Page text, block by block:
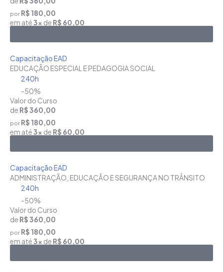
por R$ 180,00
em até3x de R$ 60,00
Capacitação EAD
EDUCAÇÃO ESPECIAL E PEDAGOGIA SOCIAL
240h
-50%
Valor do Curso
de R$ 360,00
por R$ 180,00
em até3x de R$ 60,00
Capacitação EAD
ADMINISTRAÇÃO, EDUCAÇÃO E SEGURANÇA NO TRÂNSITO
240h
-50%
Valor do Curso
de R$ 360,00
por R$ 180,00
em até3x de R$ 60,00